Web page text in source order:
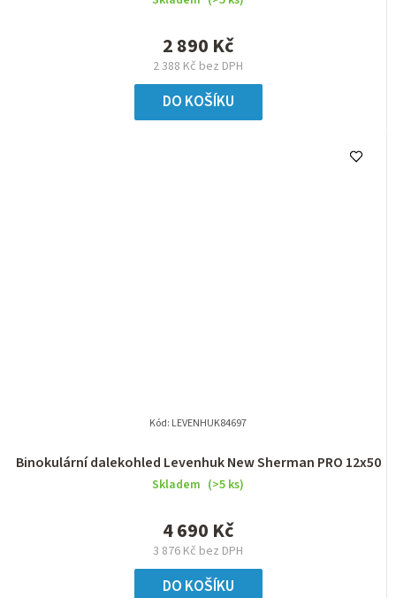
2 388 Kč bez DPH
2 890 Kč
DO KOŠÍKU
Binokulární dalekohled Levenhuk New Sherman PRO 12x50
Skladem (>5 ks)
3 876 Kč bez DPH
4 690 Kč
DO KOŠÍKU
Kód: LEVENHUK84697